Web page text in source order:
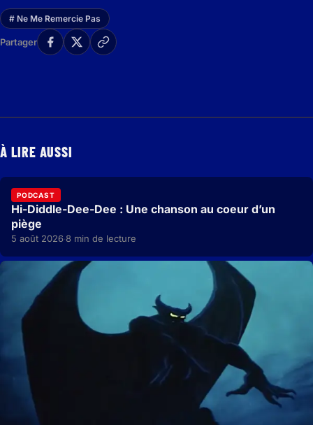
# Ne Me Remercie Pas
Partager
À LIRE AUSSI
PODCAST
Hi-Diddle-Dee-Dee : Une chanson au coeur d’un
piège
5 août 2026·8 min de lecture